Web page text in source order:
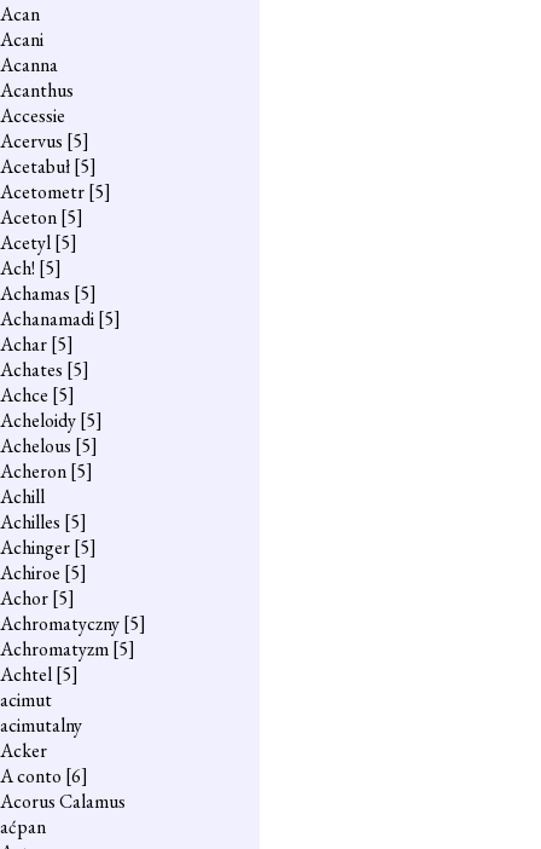
Acan
Acani
Acanna
Acanthus
Accessie
Acervus [5]
Acetabuł[5]
Acetometr[5]
Aceton[5]
Acetyl[5]
Ach! [5]
Achamas [5]
Achanamadi[5]
Achar[5]
Achates [5]
Achce [5]
Acheloidy[5]
Achelous [5]
Acheron[5]
Achill
Achilles [5]
Achinger[5]
Achiroe [5]
Achor[5]
Achromatyczny[5]
Achromatyzm[5]
Achtel[5]
acimut
acimutalny
Acker
A conto [6]
Acorus Calamus
aćpan